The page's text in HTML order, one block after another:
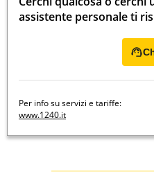
assistente personale ti
Per info su servizi e tariffe:
www.1240.it